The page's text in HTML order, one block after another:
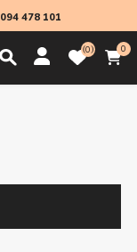
094 478 101
0 0